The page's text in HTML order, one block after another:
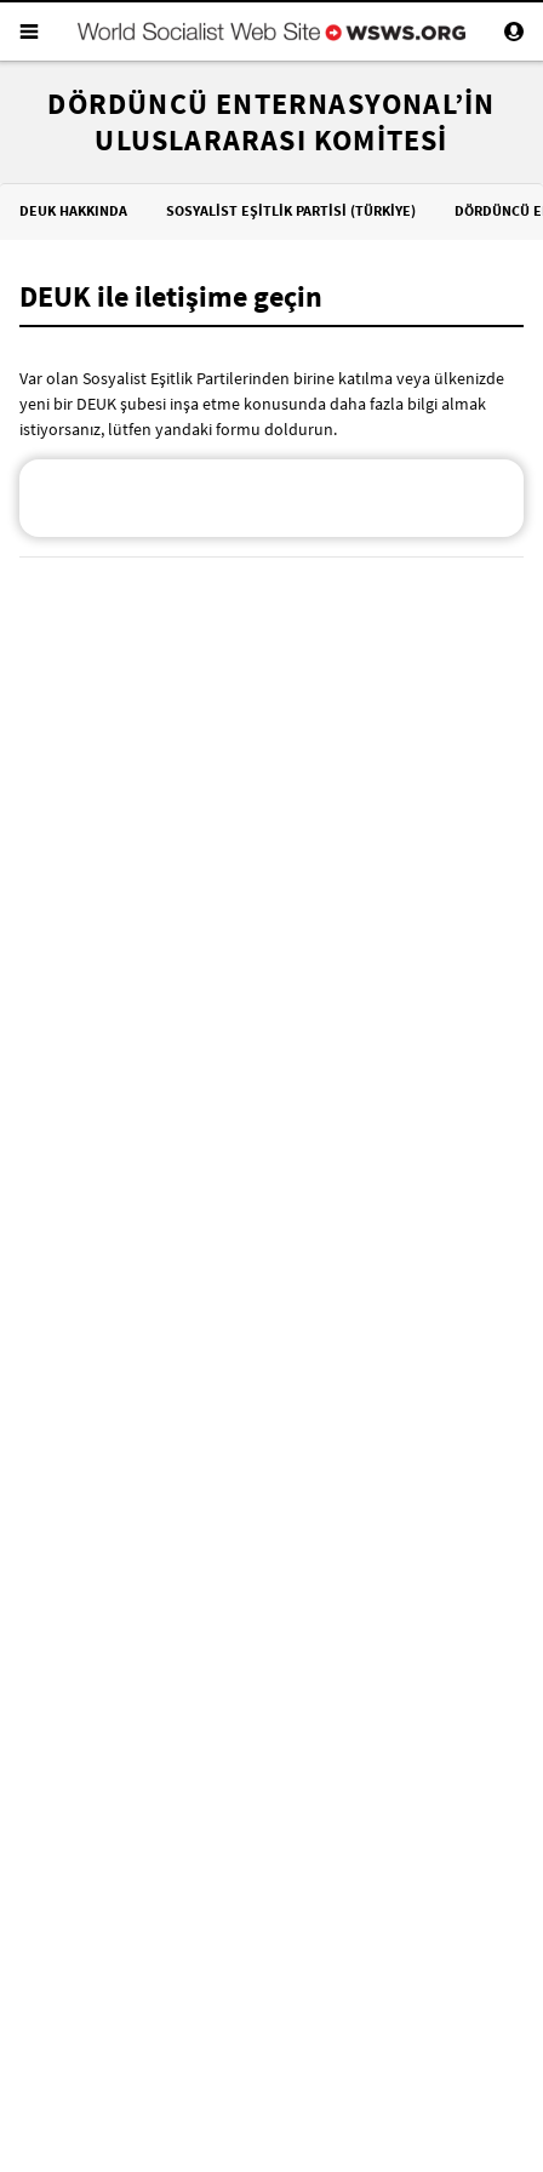
DÖRDÜNCÜ ENTERNASYONAL’IN
ULUSLARARASI KOMITESI
DEUK HAKKINDA SOSYALİST EŞİTLİK PARTİSİ (TÜRKİYE) DÖRDÜNCÜ
DEUK ile iletişime geçin
Var olan Sosyalist Eşitlik Partilerinden birine katılma veya ülkenizde
yeni bir DEUK şubesi inşa etme konusunda daha fazla bilgi almak
istiyorsanız, lütfen yandaki formu doldurun.